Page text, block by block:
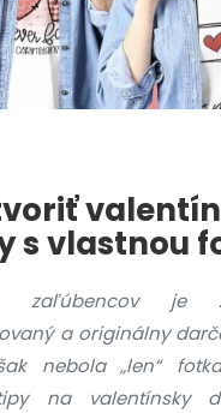
s vlastnou
zaľúbencov je
a originálny
nebola „len“
na valentínsky